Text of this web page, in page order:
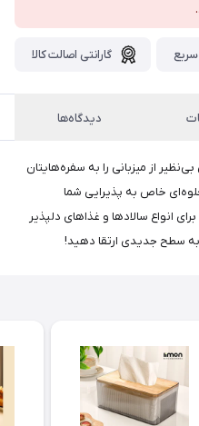
سریع گارانتی اصالت کالا
دیدگاه‌ها
لیتری، تجربه‌ای بی‌نظیر از میزبانی را به سفره‌هایتان
خاص به پذیرایی شما
انواع سالادها و غذاهای دلپذیر
به سطح جدیدی ارتقا دهید!